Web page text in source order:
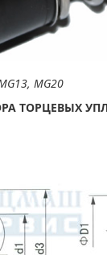
MG20
ТОРЦЕВЫХ